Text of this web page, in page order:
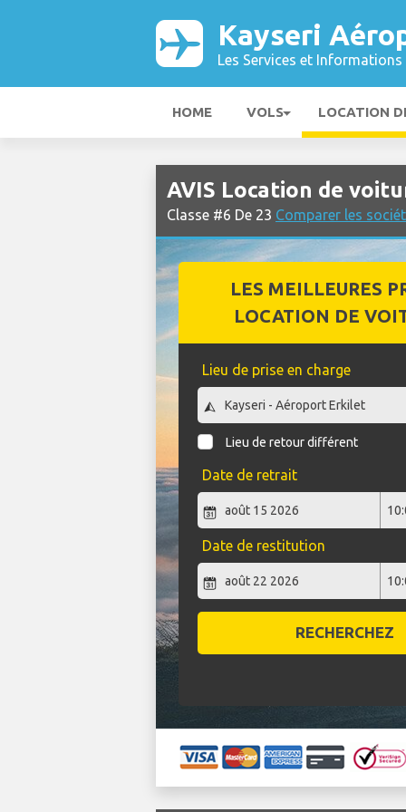
Kayseri
Les Services et
HOME VOLS LOCATION
AVIS Location de
Classe #6 De 23 Comparer les
LES MEILLEURES
LOCATION DE
Lieu de prise en charge
Lieu de retour différent
Date de retrait
Date de restitution
RECHERCHEZ